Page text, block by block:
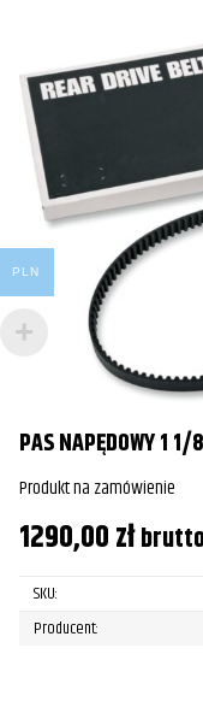
PAS NAPĘDOWY 1
Produkt na zamówienie
1290,00zł
SKU:
Producent:
PLN